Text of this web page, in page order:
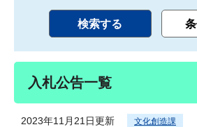
入札公告一覧
2023年11月21日更新 文化創造課